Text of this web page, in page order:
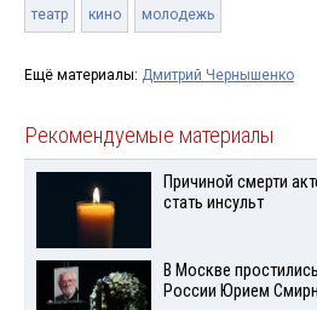
театр кино молодежь
Ещё материалы: Дмитрий Чернышенко
Рекомендуемые материалы
Причиной смерти
стать инсульт
В Москве
России Юрием